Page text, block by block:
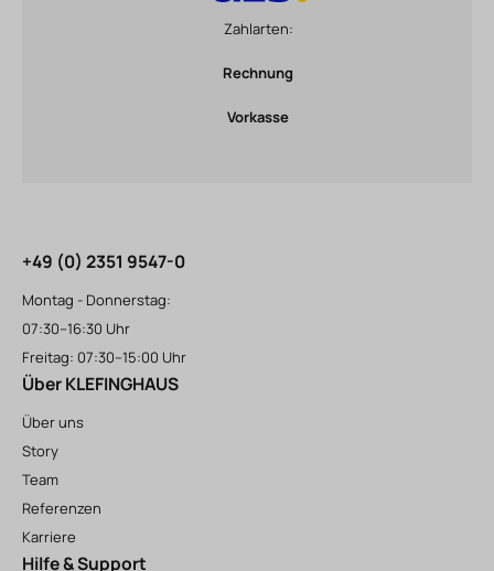
Zahlarten:
Rechnung
Vorkasse
+49 (0) 2351 9547-0
Montag - Donnerstag:
07:30–16:30 Uhr
Freitag: 07:30–15:00 Uhr
Über KLEFINGHAUS
Über uns
Story
Team
Referenzen
Karriere
Hilfe & Support